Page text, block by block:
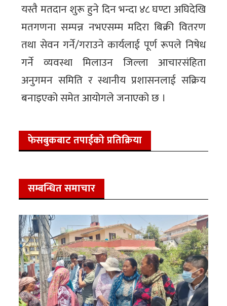
यस्तै मतदान शुरू हुने दिन भन्दा ४८ घण्टा अघिदेखि
मतगणना सम्पन्न नभएसम्म मदिरा बिक्री वितरण
तथा सेवन गर्ने/गराउने कार्यलाई पूर्ण रूपले निषेध
गर्ने व्यवस्था मिलाउन जिल्ला आचारसंहिता
अनुगमन समिति र स्थानीय प्रशासनलाई सक्रिय
बनाइएको समेत आयोगले जनाएको छ ।
फेसबुकबाट तपाईको प्रतिक्रिया
सम्बन्धित समाचार